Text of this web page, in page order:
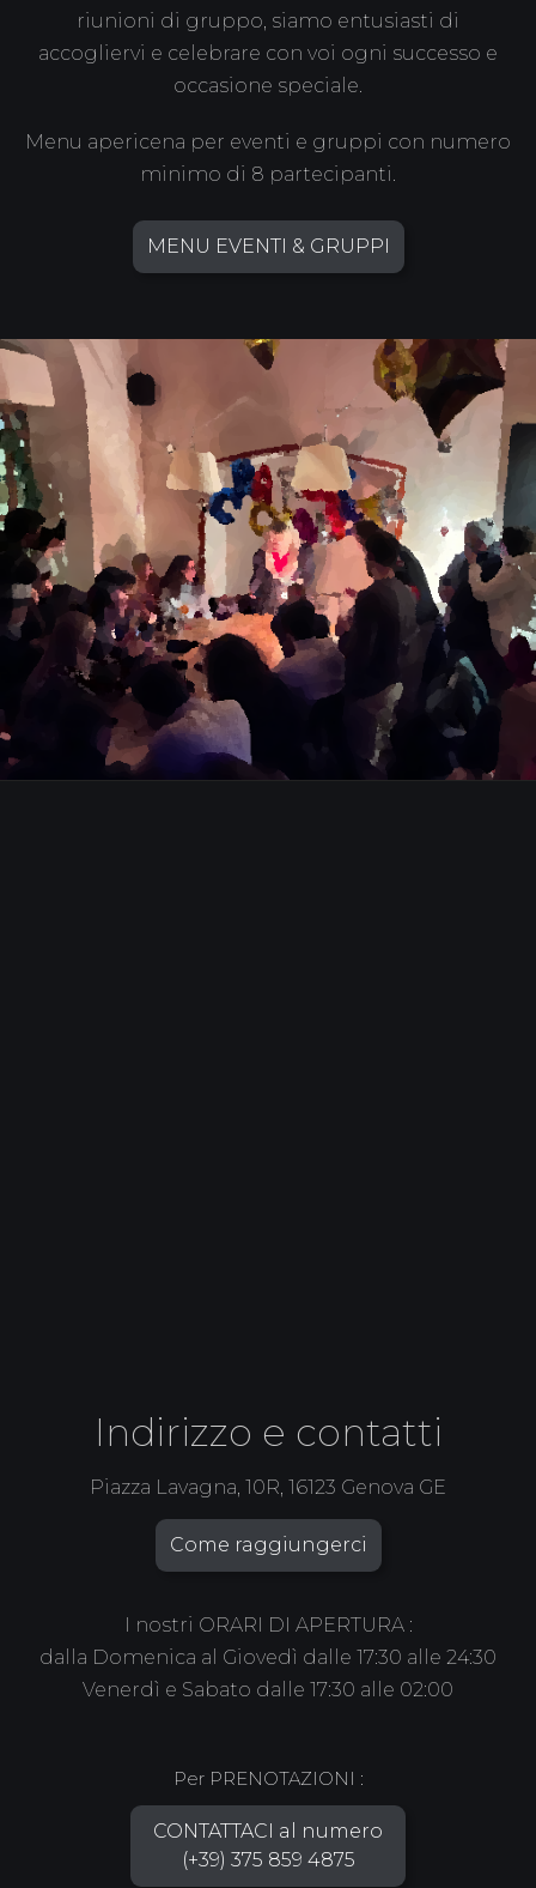
riunioni di gruppo, siamo entusiasti di
accogliervi e celebrare con voi ogni successo e
occasione speciale.
Menu apericena per eventi e gruppi con numero
minimo di 8 partecipanti.
MENU EVENTI & GRUPPI
Indirizzo e contatti
Piazza Lavagna, 10R, 16123 Genova GE
Come raggiungerci
I nostri ORARI DI APERTURA :
dalla Domenica al Giovedì dalle 17:30 alle 24:30
Venerdì e Sabato dalle 17:30 alle 02:00
Per PRENOTAZIONI :
CONTATTACI al numero
(+39) 375 859 4875